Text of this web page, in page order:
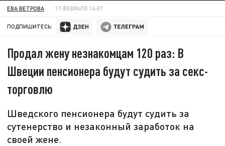
ЕВА ВЕТРОВА 17 ФЕВРАЛЯ 14:07
ПОДПИШИТЕСЬ:
Продал жену незнакомцам 120 раз: В
Швеции пенсионера будут судить за секс-
торговлю
Шведского пенсионера будут судить за
сутенерство и незаконный заработок на
своей жене.